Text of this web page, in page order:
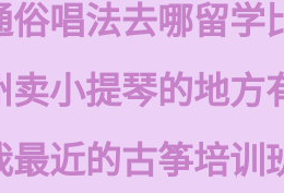
俗唱法去哪留学
卖小提琴的地方
最近的古筝培训